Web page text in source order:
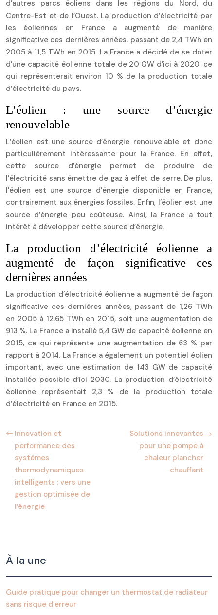
d’autres parcs éoliens dans les régions du Nord, du
Centre-Est et de l’Ouest. La production d’électricité par
les éoliennes en France a augmenté de manière
significative ces dernières années, passant de 2,4 TWh en
2005 à 11,5 TWh en 2015. La France a décidé de se doter
d’une capacité éolienne totale de 20 GW d’ici à 2020, ce
qui représenterait environ 10 % de la production totale
d’électricité du pays.
L’éolien : une source d’énergie
renouvelable
L’éolien est une source d’énergie renouvelable et donc
particulièrement intéressante pour la France. En effet,
cette source d’énergie permet de produire de
l’électricité sans émettre de gaz à effet de serre. De plus,
l’éolien est une source d’énergie disponible en France,
contrairement aux énergies fossiles. Enfin, l’éolien est une
source d’énergie peu coûteuse. Ainsi, la France a tout
intérêt à développer cette source d’énergie.
La production d’électricité éolienne a
augmenté de façon significative ces
dernières années
La production d’électricité éolienne a augmenté de façon
significative ces dernières années, passant de 1,26 TWh
en 2005 à 12,65 TWh en 2015, soit une augmentation de
913 %. La France a installé 5,4 GW de capacité éolienne en
2015, ce qui représente une augmentation de 63 % par
rapport à 2014. La France a également un potentiel éolien
important, avec une estimation de 143 GW de capacité
installée possible d’ici 2030. La production d’électricité
éolienne représentait 2,3 % de la production totale
d’électricité en France en 2015.
Innovation et
performance des
systèmes
thermodynamiques
intelligents : vers une
gestion optimisée de
l’énergie
Solutions innovantes
pour une pompe à
chaleur plancher
chauffant
À la une
Guide pratique pour changer un thermostat de radiateur
sans risque d’erreur